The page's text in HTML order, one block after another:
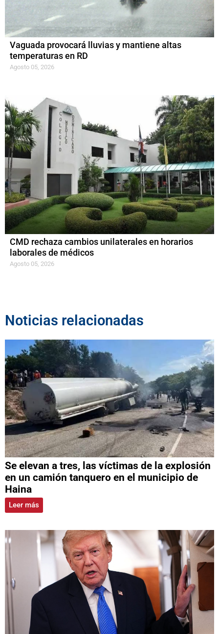
Vaguada provocará lluvias y mantiene altas
temperaturas en RD
Agosto 05, 2026
CMD rechaza cambios unilaterales en horarios
laborales de médicos
Agosto 05, 2026
Noticias relacionadas
Se elevan a tres, las víctimas de la explosión
en un camión tanquero en el municipio de
Haina
Leer más